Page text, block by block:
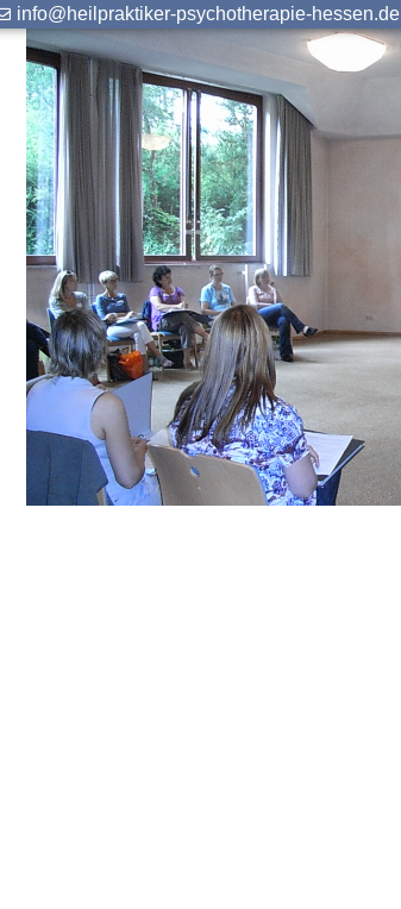
info@heilpraktiker-psychotherapie-hessen.de